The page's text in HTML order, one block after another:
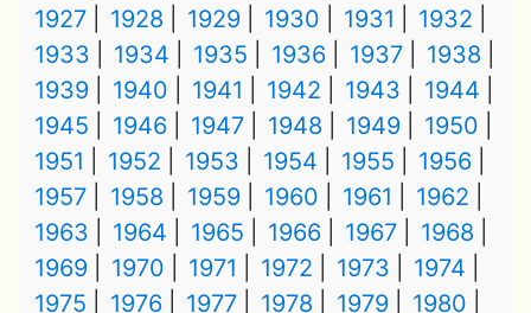
1927
1928 1929 1930 1931
1932
1933
1934 1935 1936 1937
1938
1939
1940 1941 1942 1943
1944
1945
1946 1947 1948 1949
1950
1951
1952 1953 1954 1955
1956
1957
1958 1959 1960 1961
1962
1963
1964 1965 1966 1967
1968
1969
1970 1971 1972 1973
1974
1975
1976 1977 1978 1979
1980